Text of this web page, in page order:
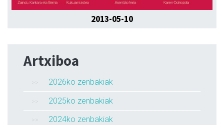
2013-05-10
Artxiboa
2026ko zenbakiak
2025ko zenbakiak
2024ko zenbakiak